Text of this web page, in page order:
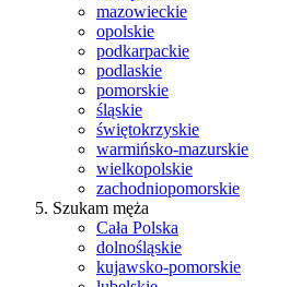
mazowieckie
opolskie
podkarpackie
podlaskie
pomorskie
śląskie
świętokrzyskie
warmińsko-mazurskie
wielkopolskie
zachodniopomorskie
Szukam męża
Cała Polska
dolnośląskie
kujawsko-pomorskie